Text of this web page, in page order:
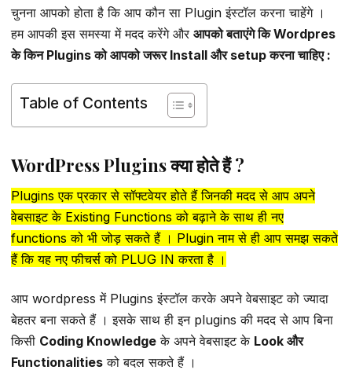
चुनना आपको होता है कि आप कौन सा Plugin इंस्टॉल करना चाहेंगे ।
हम आपकी इस समस्या में मदद करेंगे और आपको बताएंगे कि Wordpres
के किन Plugins को आपको जरूर Install और setup करना चाहिए :
Table of Contents
WordPress Plugins क्या होते हैं ?
Plugins एक प्रकार से सॉफ्टवेयर होते हैं जिनकी मदद से आप अपने
वेबसाइट के Existing Functions को बढ़ाने के साथ ही नए
functions को भी जोड़ सकते हैं । Plugin नाम से ही आप समझ सकते
हैं कि यह नए फीचर्स को PLUG IN करता है ।
आप wordpress में Plugins इंस्टॉल करके अपने वेबसाइट को ज्यादा
बेहतर बना सकते हैं । इसके साथ ही इन plugins की मदद से आप बिना
किसी Coding Knowledge के अपने वेबसाइट के Look और
Functionalities को बदल सकते हैं ।